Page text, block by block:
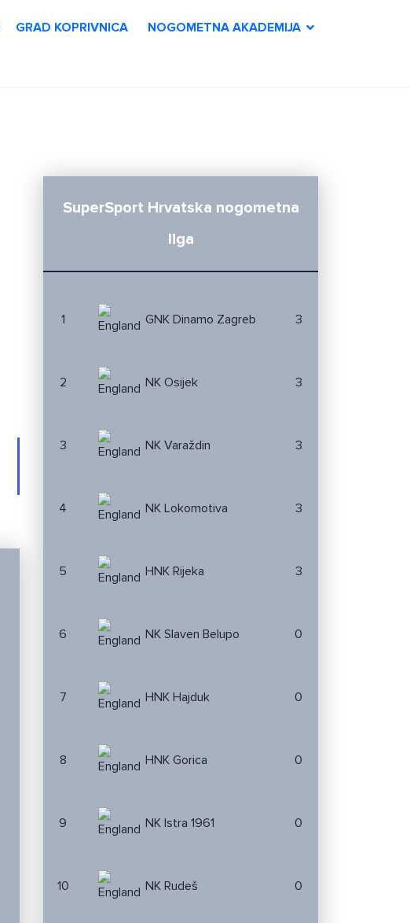
GRAD KOPRIVNICA NOGOMETNA AKADEMIJA
SuperSport Hrvatska nogometna
liga
1 GNK Dinamo Zagreb 3
2 NK Osijek 3
3 NK Varaždin 3
4 NK Lokomotiva 3
5 HNK Rijeka 3
6 NK Slaven Belupo 0
7 HNK Hajduk 0
8 HNK Gorica 0
9 NK Istra 1961 0
10 NK Rudeš 0